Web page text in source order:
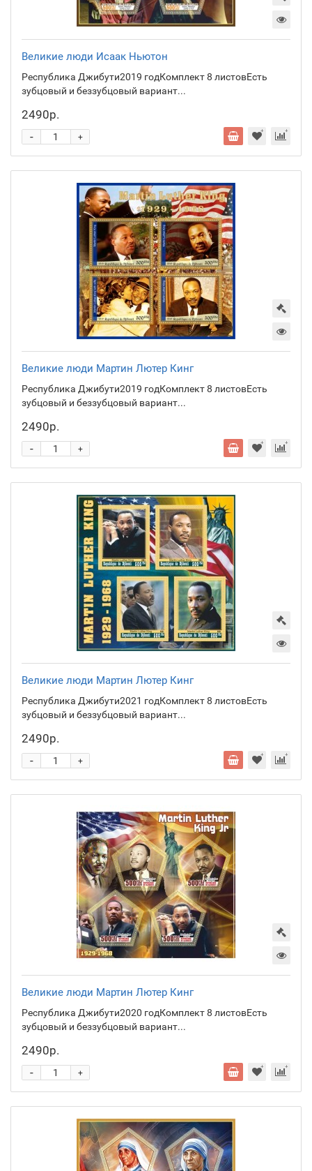
Великие люди Исаак Ньютон
Республика Джибути2019 годКомплект 8 листовЕсть
зубцовый и беззубцовый вариант...
2490р.
+
-
Великие люди Мартин Лютер Кинг
Республика Джибути2019 годКомплект 8 листовЕсть
зубцовый и беззубцовый вариант...
2490р.
+
-
Великие люди Мартин Лютер Кинг
Республика Джибути2021 годКомплект 8 листовЕсть
зубцовый и беззубцовый вариант...
2490р.
+
-
Великие люди Мартин Лютер Кинг
Республика Джибути2020 годКомплект 8 листовЕсть
зубцовый и беззубцовый вариант...
2490р.
+
-